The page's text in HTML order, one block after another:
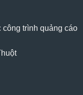
công trình quảng cáo